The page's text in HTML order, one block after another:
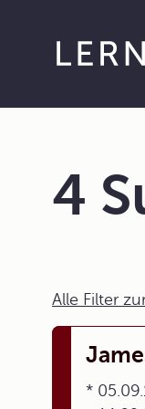
4
Alle Filter
*